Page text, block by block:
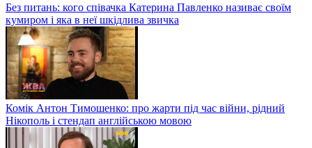
Без питань: кого співачка Катерина Павленко називає своїм
кумиром і яка в неї шкідлива звичка
Комік Антон Тимошенко: про жарти під час війни, рідний
Нікополь і стендап англійською мовою